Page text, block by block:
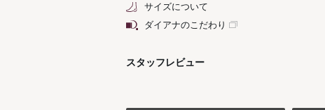
サイズについて
ダイアナのこだわり
スタッフレビュー